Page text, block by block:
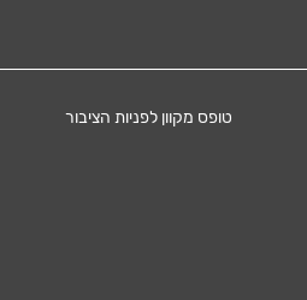
טופס מקוון לפניות הציבור